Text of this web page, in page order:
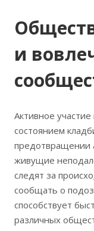
и
Активное
состоянием
предотвращении
живущие
следят за
сообщать о
способствует
различных